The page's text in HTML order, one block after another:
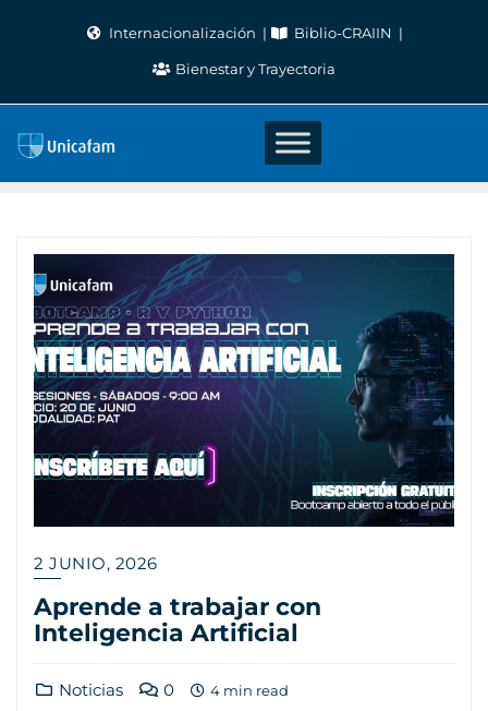
Internacionalización Biblio-CRAIIN
Bienestar y Trayectoria
2 JUNIO, 2026
Aprende a trabajar con
Inteligencia Artificial
Noticias 0 4 min read